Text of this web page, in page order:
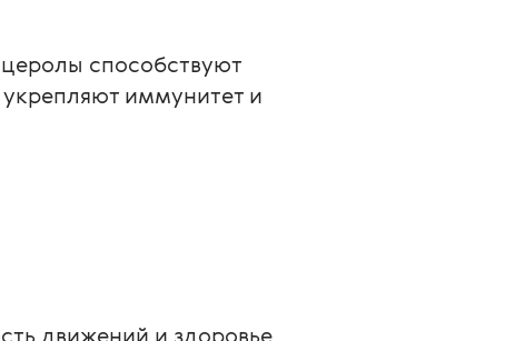
способствуют
иммунитет и
движений и здоровье